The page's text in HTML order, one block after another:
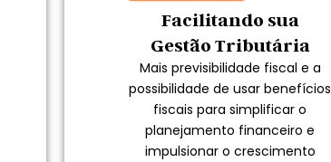
Facilitando sua
Gestão Tributária
Mais previsibilidade fiscal e a
possibilidade de usar benefícios
fiscais para simplificar o
planejamento financeiro e
impulsionar o crescimento